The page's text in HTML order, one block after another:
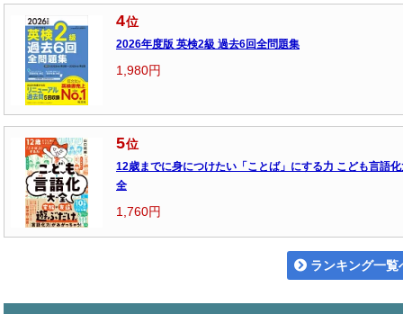
4位
2026年度版 英検2級 過去6回全問題集
1,980円
5位
12歳までに身につけたい「ことば」にする力 こども言語
全
1,760円
ランキング一覧